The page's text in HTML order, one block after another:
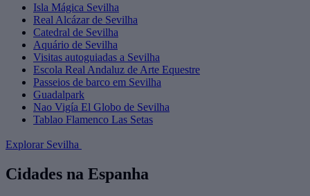
Isla Mágica Sevilha
Real Alcázar de Sevilha
Catedral de Sevilha
Aquário de Sevilha
Visitas autoguiadas a Sevilha
Escola Real Andaluz de Arte Equestre
Passeios de barco em Sevilha
Guadalpark
Nao Vigía El Globo de Sevilha
Tablao Flamenco Las Setas
Explorar Sevilha
Cidades na Espanha